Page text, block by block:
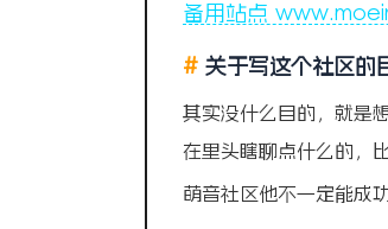
备用站点
# 关于写这个社区的
其实没什么目的，就是
在里头瞎聊点什么的，
萌音社区他不一定能成